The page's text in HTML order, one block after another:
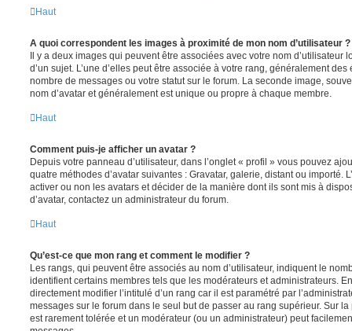
Haut
A quoi correspondent les images à proximité de mon nom d’utilisateur ?
Il y a deux images qui peuvent être associées avec votre nom d’utilisateur
d’un sujet. L’une d’elles peut être associée à votre rang, généralement
nombre de messages ou votre statut sur le forum. La seconde image,
nom d’avatar et généralement est unique ou propre à chaque membre.
Haut
Comment puis-je afficher un avatar ?
Depuis votre panneau d’utilisateur, dans l’onglet « profil » vous pouvez
quatre méthodes d’avatar suivantes : Gravatar, galerie, distant ou importé.
activer ou non les avatars et décider de la manière dont ils sont mis à
d’avatar, contactez un administrateur du forum.
Haut
Qu’est-ce que mon rang et comment le modifier ?
Les rangs, qui peuvent être associés au nom d’utilisateur, indiquent le
identifient certains membres tels que les modérateurs et administrateurs.
directement modifier l’intitulé d’un rang car il est paramétré par
messages sur le forum dans le seul but de passer au rang supérieur. Sur
est rarement tolérée et un modérateur (ou un administrateur) peut